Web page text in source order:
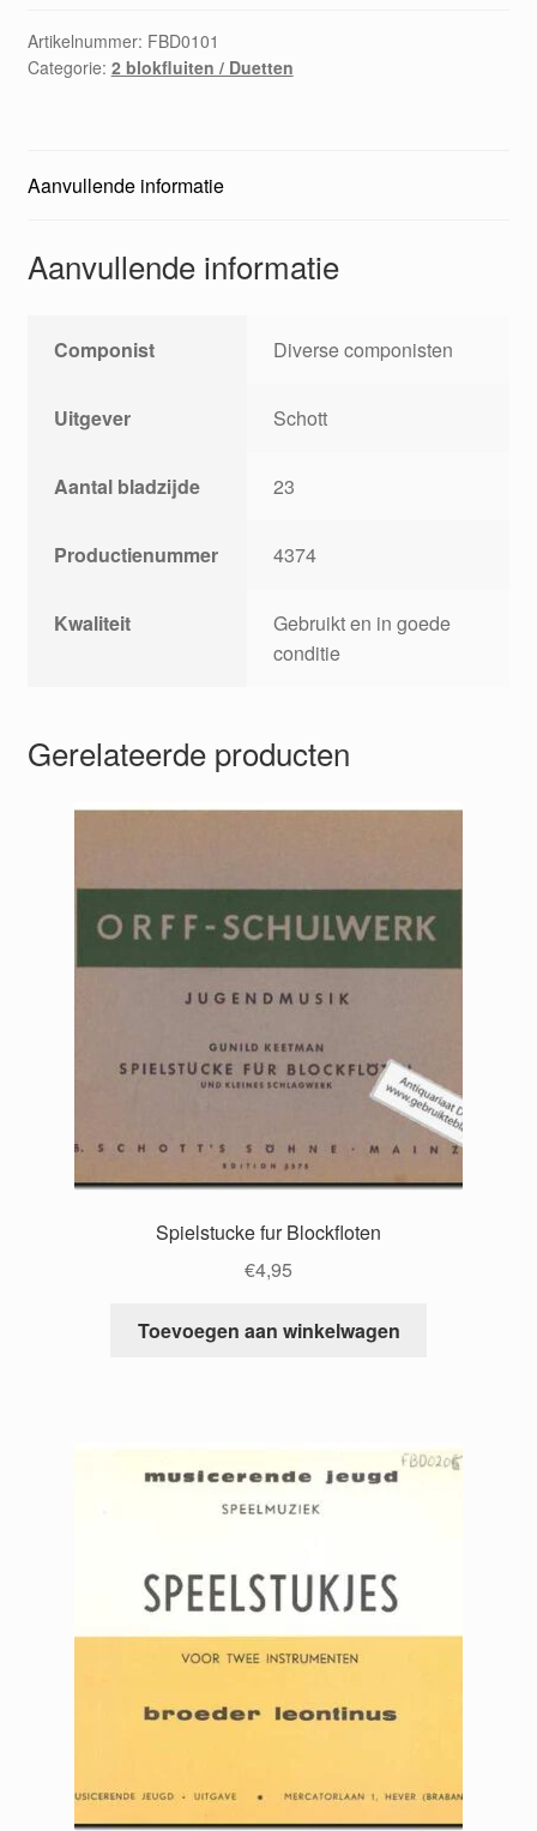
Heft
1
Artikelnummer: FBD0101
Categorie: 2 blokfluiten / Duetten
Aanvullende informatie
Aanvullende informatie
Componist Diverse componisten
Uitgever Schott
Aantal bladzijde 23
Productienummer 4374
Kwaliteit
Gebruikt en in goede
conditie
Gerelateerde producten
Spielstucke fur Blockfloten
€4,95
Toevoegen aan winkelwagen